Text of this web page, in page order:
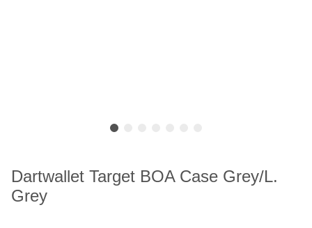
Dartwallet Target BOA Case Grey/L.
Grey